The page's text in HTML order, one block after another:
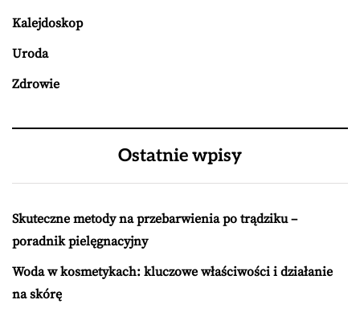
Kalejdoskop
Uroda
Zdrowie
Ostatnie wpisy
Skuteczne metody na przebarwienia po trądziku –
poradnik pielęgnacyjny
Woda w kosmetykach: kluczowe właściwości i działanie
na skórę